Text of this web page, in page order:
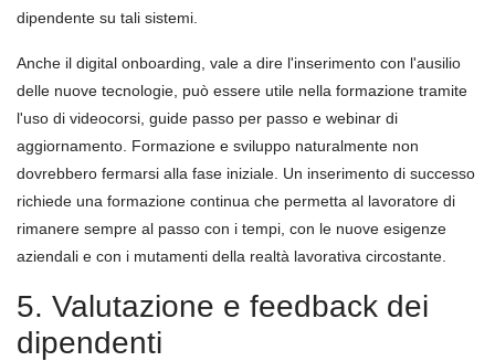
dipendente su tali sistemi.
Anche il digital onboarding, vale a dire l'inserimento con l'ausilio
delle nuove tecnologie, può essere utile nella formazione tramite
l'uso di videocorsi, guide passo per passo e webinar di
aggiornamento. Formazione e sviluppo naturalmente non
dovrebbero fermarsi alla fase iniziale. Un inserimento di successo
richiede una formazione continua che permetta al lavoratore di
rimanere sempre al passo con i tempi, con le nuove esigenze
aziendali e con i mutamenti della realtà lavorativa circostante.
5. Valutazione e feedback dei
dipendenti